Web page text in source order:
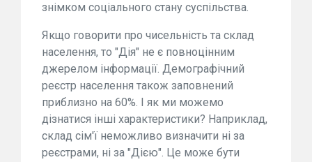
знімком соціального стану суспільства.
Якщо говорити про чисельність та склад
населення, то "Дія" не є повноцінним
джерелом інформації. Демографічний
реєстр населення також заповнений
приблизно на 60%. І як ми можемо
дізнатися інші характеристики? Наприклад,
склад сім'ї неможливо визначити ні за
реєстрами, ні за "Дією". Це може бути